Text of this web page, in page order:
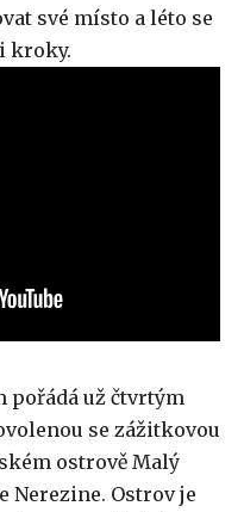
své místo a léto se
kroky.
pořádá už čtvrtým
se zážitkovou
ostrově Malý
Nerezine. Ostrov je